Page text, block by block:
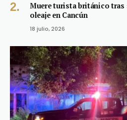
Muere turista británico tras
oleaje en Cancún
18 julio, 2026